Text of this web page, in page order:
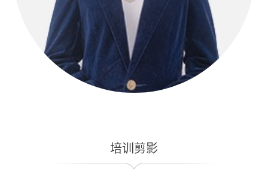
培训剪影
我们的教育让每一个孩子都披上“彩
修炼自己的声音，让它引人入胜
炼自己的语言，让它妙趣横生；
一心网校